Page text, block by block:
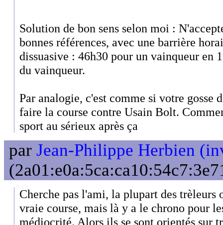
Solution de bon sens selon moi :
bonnes références, avec une barrière
dissuasive : 46h30 pour un vainqueur en
du vainqueur.
Par analogie, c'est comme si votre gosse
faire la course contre Usain Bolt.
sport au sérieux après ça
par Jean-Philippe Herbien
Cherche pas l'ami, la plupart des trèleurs
vraie course, mais là y a le chrono pour
médiocrité. Alors ils se sont orientés sur